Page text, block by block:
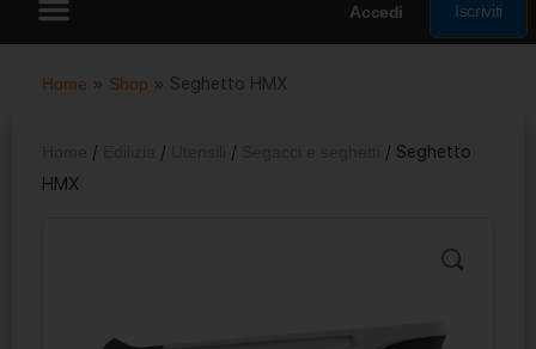
Accedi Iscriviti
Home » Shop » Seghetto HMX
/ / /
/ Seghetto
HMX